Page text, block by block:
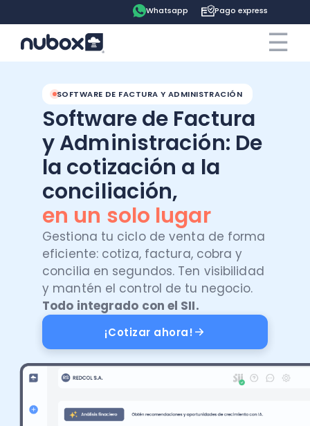
Whatsapp Pago express
☰
×
Cotiza ahora Contrata online
Ingreso clientes
Tu espacio
Pago express
Ayuda
Software
Contabilidad
Remuneraciones
Factura y Administración
Control de asistencia
Soluciones
Contadores
PYMEs
Alianzas
Instituciones
Precios
Recomendador de planes
Promociones del mes
Recursos
Asiento
SOFTWARE DE FACTURA Y ADMINISTRACIÓN
Software de Factura
y Administración: De
la cotización a la
conciliación,
en un solo lugar
Gestiona tu ciclo de venta de forma
eficiente: cotiza, factura, cobra y
concilia en segundos. Ten visibilidad
y mantén el control de tu negocio.
Todo integrado con el SII.
¡Cotizar ahora!